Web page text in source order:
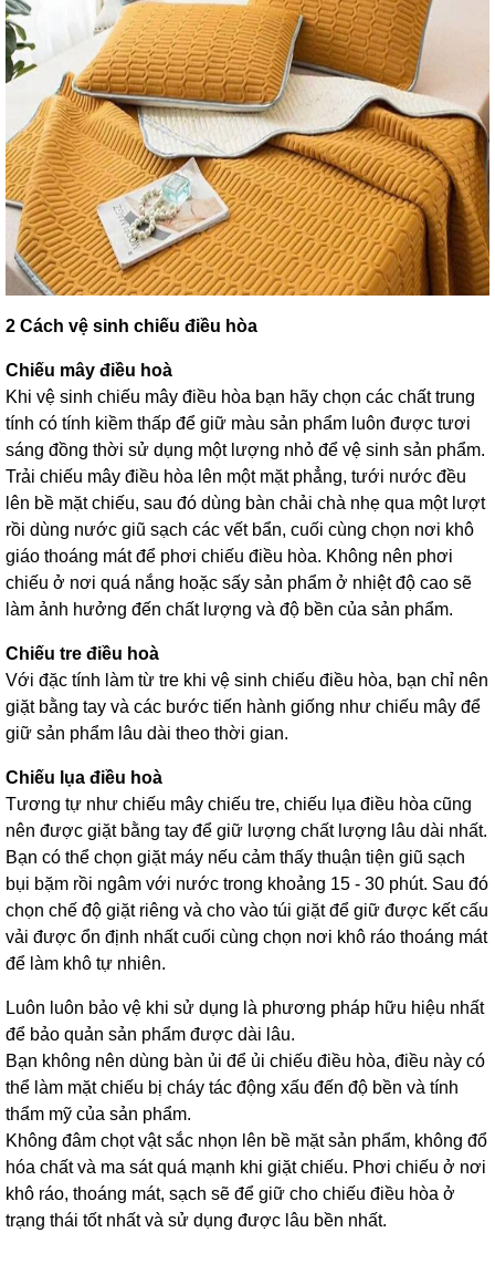
2 Cách vệ sinh chiếu điều hòa
Chiếu mây điều hoà
Khi vệ sinh chiếu mây điều hòa bạn hãy chọn các chất trung
tính có tính kiềm thấp để giữ màu sản phẩm luôn được tươi
sáng đồng thời sử dụng một lượng nhỏ để vệ sinh sản phẩm.
Trải chiếu mây điều hòa lên một mặt phẳng, tưới nước đều
lên bề mặt chiếu, sau đó dùng bàn chải chà nhẹ qua một lượt
rồi dùng nước giũ sạch các vết bẩn, cuối cùng chọn nơi khô
giáo thoáng mát để phơi chiếu điều hòa. Không nên phơi
chiếu ở nơi quá nắng hoặc sấy sản phẩm ở nhiệt độ cao sẽ
làm ảnh hưởng đến chất lượng và độ bền của sản phẩm.
Chiếu tre điều hoà
Với đặc tính làm từ tre khi vệ sinh chiếu điều hòa, bạn chỉ nên
giặt bằng tay và các bước tiến hành giống như chiếu mây để
giữ sản phẩm lâu dài theo thời gian.
Chiếu lụa điều hoà
Tương tự như chiếu mây chiếu tre, chiếu lụa điều hòa cũng
nên được giặt bằng tay để giữ lượng chất lượng lâu dài nhất.
Bạn có thể chọn giặt máy nếu cảm thấy thuận tiện giũ sạch
bụi bặm rồi ngâm với nước trong khoảng 15 - 30 phút. Sau đó
chọn chế độ giặt riêng và cho vào túi giặt để giữ được kết cấu
vải được ổn định nhất cuối cùng chọn nơi khô ráo thoáng mát
để làm khô tự nhiên.
Luôn luôn bảo vệ khi sử dụng là phương pháp hữu hiệu nhất
để bảo quản sản phẩm được dài lâu.
Bạn không nên dùng bàn ủi để ủi chiếu điều hòa, điều này có
thể làm mặt chiếu bị cháy tác động xấu đến độ bền và tính
thẩm mỹ của sản phẩm.
Không đâm chọt vật sắc nhọn lên bề mặt sản phẩm, không đổ
hóa chất và ma sát quá mạnh khi giặt chiếu. Phơi chiếu ở nơi
khô ráo, thoáng mát, sạch sẽ để giữ cho chiếu điều hòa ở
trạng thái tốt nhất và sử dụng được lâu bền nhất.